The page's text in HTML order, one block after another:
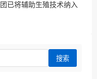
已将辅助生殖技术纳入
搜索